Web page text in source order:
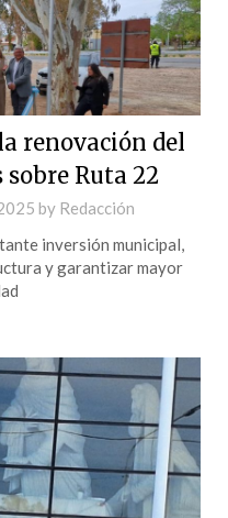
renovación del
Ruta 22
by Redacción
inversión municipal,
y garantizar mayor